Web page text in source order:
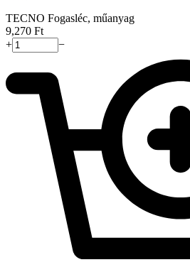
TECNO Fogasléc, műanyag
9,270 Ft
+
−